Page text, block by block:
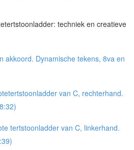
techniek en creatieve
akkoord. Dynamische tekens, 8va en
van C, rechterhand.
tertstoonladder van C, linkerhand.